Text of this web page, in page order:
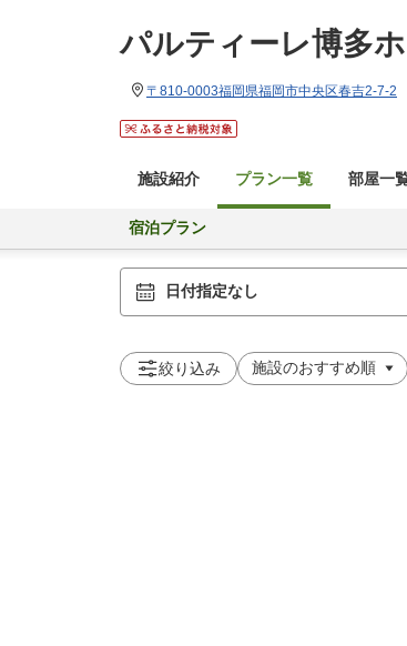
パルティーレ博多
〒810-0003福岡県福岡市中央区春吉2-7-2
施設紹介 プラン一覧 部屋一
宿泊プラン
日付指定なし
絞り込み